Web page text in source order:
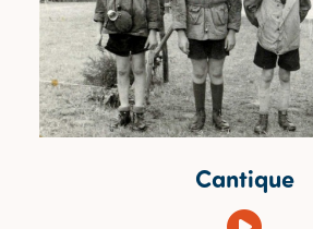
Cantique